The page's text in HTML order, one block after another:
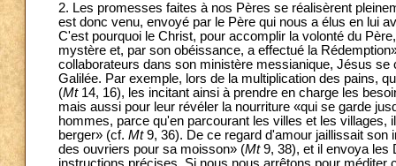
2. Les promesses faites à nos Pères se réalisèrent
est donc venu, envoyé par le Père qui nous a élus en lui
C'est pourquoi le Christ, pour accomplir la volonté du
mystère et, par son obéissance, a effectué la
collaborateurs dans son ministère messianique, Jésus
Galilée. Par exemple, lors de la multiplication des pains,
(Mt14, 16), les incitant ainsi à prendre en charge les
mais aussi pour leur révéler la nourriture «qui se garde
hommes, parce qu'en parcourant les villes et les
berger» (cf. Mt9, 36). De ce regard d'amour jaillissait son
des ouvriers pour sa moisson» (Mt9, 38), et il envoya les